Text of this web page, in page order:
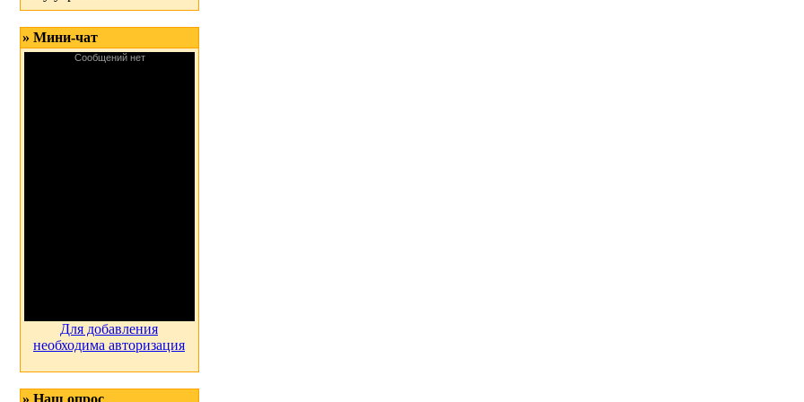
» Мини-чат
Для добавления
необходима авторизация
» Наш опрос